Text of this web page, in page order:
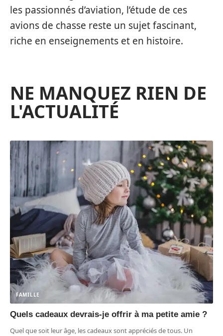
les passionnés d’aviation, l’étude de ces
avions de chasse reste un sujet fascinant,
riche en enseignements et en histoire.
NE MANQUEZ RIEN DE
L'ACTUALITÉ
FAMILLE
Quels cadeaux devrais-je offrir à ma petite amie ?
Quel que soit leur âge, les cadeaux sont appréciés de tous. Un